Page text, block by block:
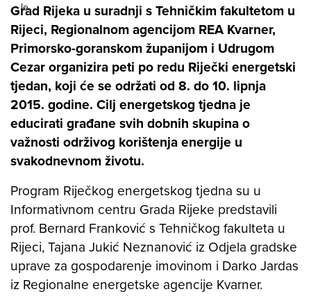
Grad Rijeka u suradnji s Tehničkim fakultetom u
Rijeci, Regionalnom agencijom REA Kvarner,
Primorsko-goranskom županijom i Udrugom
Cezar organizira peti po redu Riječki energetski
tjedan, koji će se održati od 8. do 10. lipnja
2015. godine. Cilj energetskog tjedna je
educirati građane svih dobnih skupina o
važnosti održivog korištenja energije u
svakodnevnom životu.
Program Riječkog energetskog tjedna su u
Informativnom centru Grada Rijeke predstavili
prof. Bernard Franković s Tehničkog fakulteta u
Rijeci, Tajana Jukić Neznanović iz Odjela gradske
uprave za gospodarenje imovinom i Darko Jardas
iz Regionalne energetske agencije Kvarner.